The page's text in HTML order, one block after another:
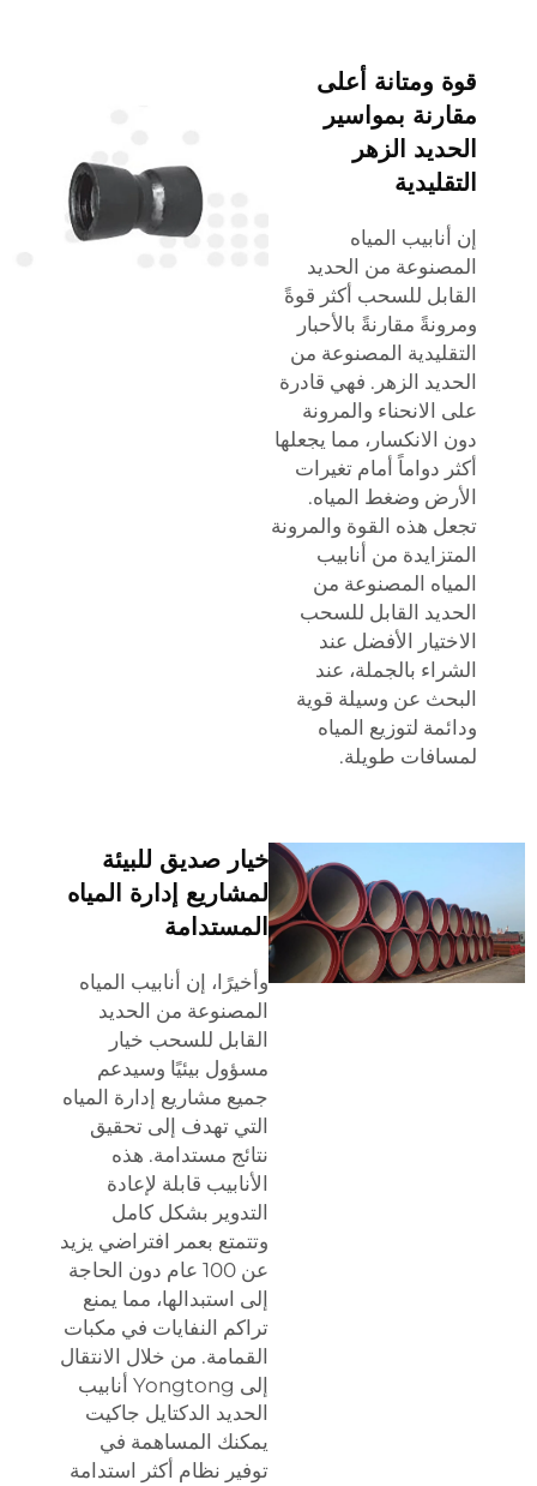
قوة ومتانة أعلى
مقارنة بمواسير
الحديد الزهر
التقليدية
إن أنابيب المياه
المصنوعة من الحديد
القابل للسحب أكثر قوةً
ومرونةً مقارنةً بالأحبار
التقليدية المصنوعة من
الحديد الزهر. فهي قادرة
على الانحناء والمرونة
دون الانكسار، مما يجعلها
أكثر دواماً أمام تغيرات
الأرض وضغط المياه.
تجعل هذه القوة والمرونة
المتزايدة من أنابيب
المياه المصنوعة من
الحديد القابل للسحب
الاختيار الأفضل عند
الشراء بالجملة، عند
البحث عن وسيلة قوية
ودائمة لتوزيع المياه
لمسافات طويلة.
خيار صديق للبيئة
لمشاريع إدارة المياه
المستدامة
وأخيرًا، إن أنابيب المياه
المصنوعة من الحديد
القابل للسحب خيار
مسؤول بيئيًا وسيدعم
جميع مشاريع إدارة المياه
التي تهدف إلى تحقيق
نتائج مستدامة. هذه
الأنابيب قابلة لإعادة
التدوير بشكل كامل
وتتمتع بعمر افتراضي يزيد
عن 100 عام دون الحاجة
إلى استبدالها، مما يمنع
تراكم النفايات في مكبات
القمامة. من خلال الانتقال
إلى Yongtong
أنابيب
الحديد الدكتايل جاكيت
يمكنك المساهمة في
توفير نظام أكثر استدامة